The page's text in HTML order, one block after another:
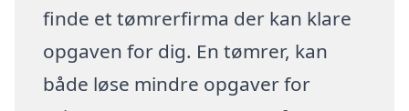
finde et tømrerfirma der kan klare
opgaven for dig. En tømrer, kan
både løse mindre opgaver for